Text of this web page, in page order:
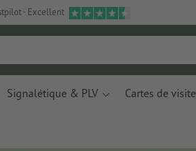
- Excellent
Signalétique & PLV Cartes de visite